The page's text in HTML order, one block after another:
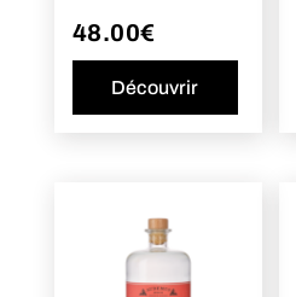
48.00€
Découvrir